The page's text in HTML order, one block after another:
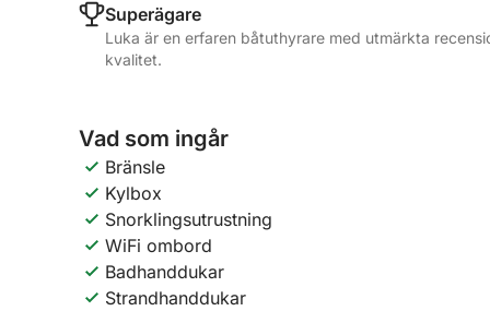
Superägare
Luka är en erfaren båtuthyrare med utmärkta
kvalitet.
Vad som ingår
Bränsle
Kylbox
Snorklingsutrustning
WiFi ombord
Badhanddukar
Strandhanddukar